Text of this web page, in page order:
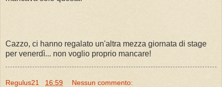
Cazzo, ci hanno regalato un'altra mezza giornata di stage
per venerdì... non voglio proprio mancare!
Regulus21 16:59 Nessun commento: